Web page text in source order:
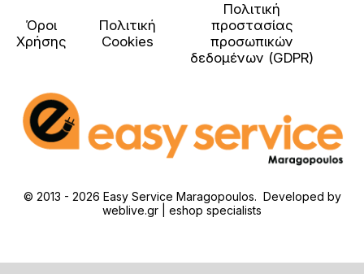
Όροι
Χρήσης
Πολιτική
Cookies
Πολιτική
προστασίας
προσωπικών
δεδομένων (GDPR)
© 2013 - 2026 Easy Service Maragopoulos. Developed by
weblive.gr | eshop specialists